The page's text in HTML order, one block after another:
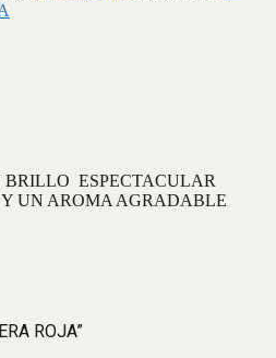
BRILLO ESPECTACULAR
UN AROMA AGRADABLE
ROJA”